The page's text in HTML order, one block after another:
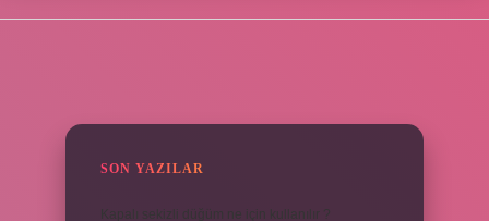
SON YAZILAR
Kapalı sekizli düğüm ne için kullanılır ?